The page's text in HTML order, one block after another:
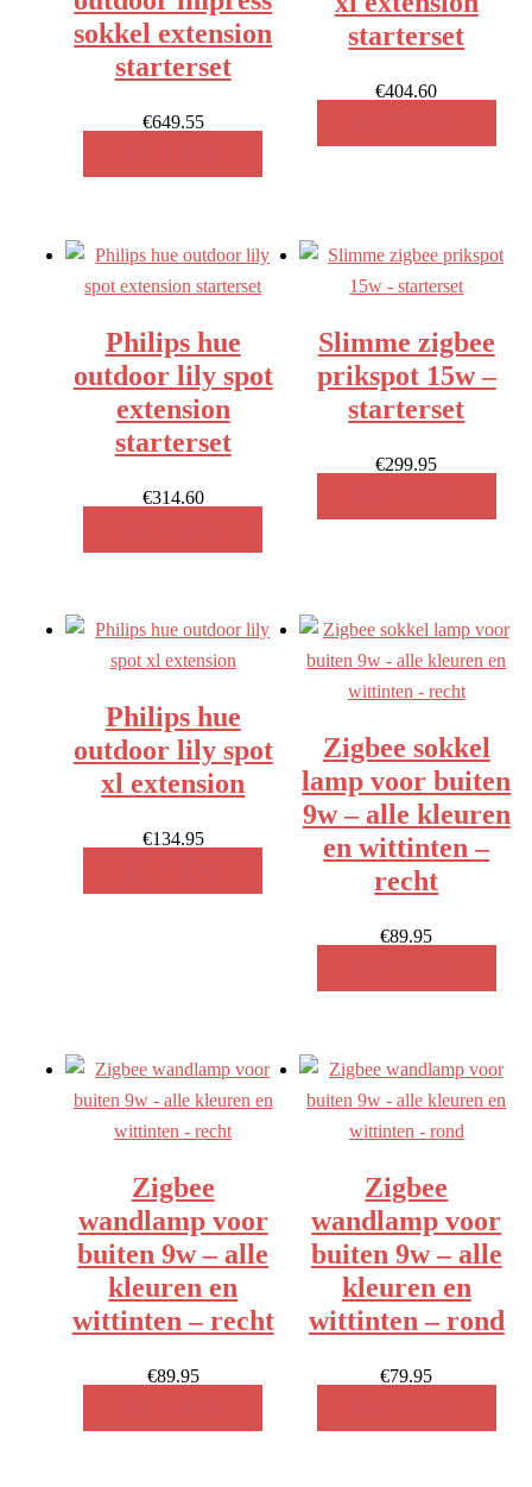
sokkel extension
starterset
€649.55
starterset
€404.60
Philips hue
outdoor lily spot
extension
starterset
€314.60
Slimme zigbee
prikspot 15w –
starterset
€299.95
Philips hue
outdoor lily spot
xl extension
€134.95
Zigbee sokkel
lamp voor buiten
9w – alle kleuren
en wittinten –
recht
€89.95
Zigbee
wandlamp voor
buiten 9w – alle
kleuren en
wittinten – recht
€89.95
Zigbee
wandlamp voor
buiten 9w – alle
kleuren en
wittinten – rond
€79.95